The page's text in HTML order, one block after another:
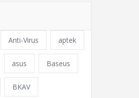
Anti-Virus aptek
asus Baseus
BKAV